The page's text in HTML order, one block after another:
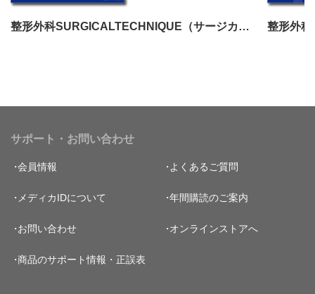
整形外科SURGICALTECHNIQUE（サージカルテクニック）2026年4号
サポート・お問い合わせ
会員情報 よくあるご質問
メディカIDについて 年間購読のご案内
お問い合わせ オンラインストアへ
商品のサポート情報・正誤表